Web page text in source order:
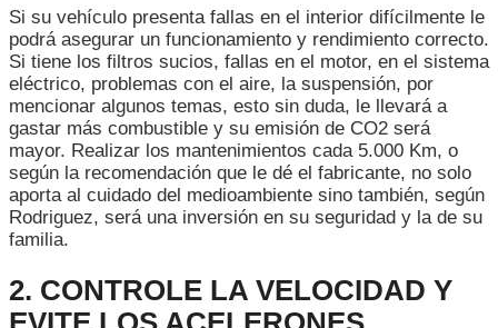
Si su vehículo presenta fallas en el interior difícilmente le
podrá asegurar un funcionamiento y rendimiento correcto.
Si tiene los filtros sucios, fallas en el motor, en el sistema
eléctrico, problemas con el aire, la suspensión, por
mencionar algunos temas, esto sin duda, le llevará a
gastar más combustible y su emisión de CO2 será
mayor. Realizar los mantenimientos cada 5.000 Km, o
según la recomendación que le dé el fabricante, no solo
aporta al cuidado del medioambiente sino también, según
Rodriguez, será una inversión en su seguridad y la de su
familia.
2. CONTROLE LA VELOCIDAD Y